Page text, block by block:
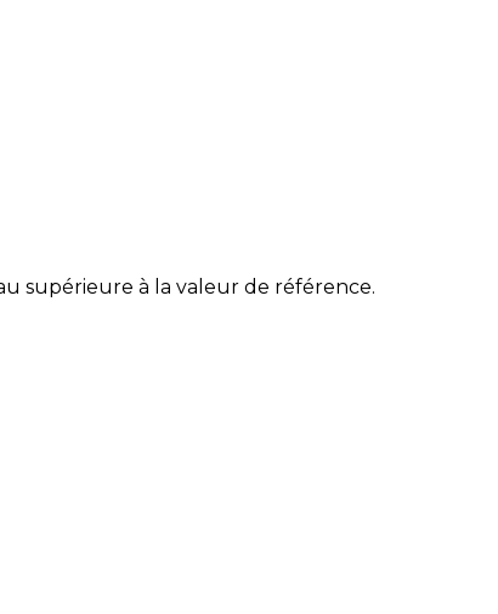
supérieure à la valeur de référence.